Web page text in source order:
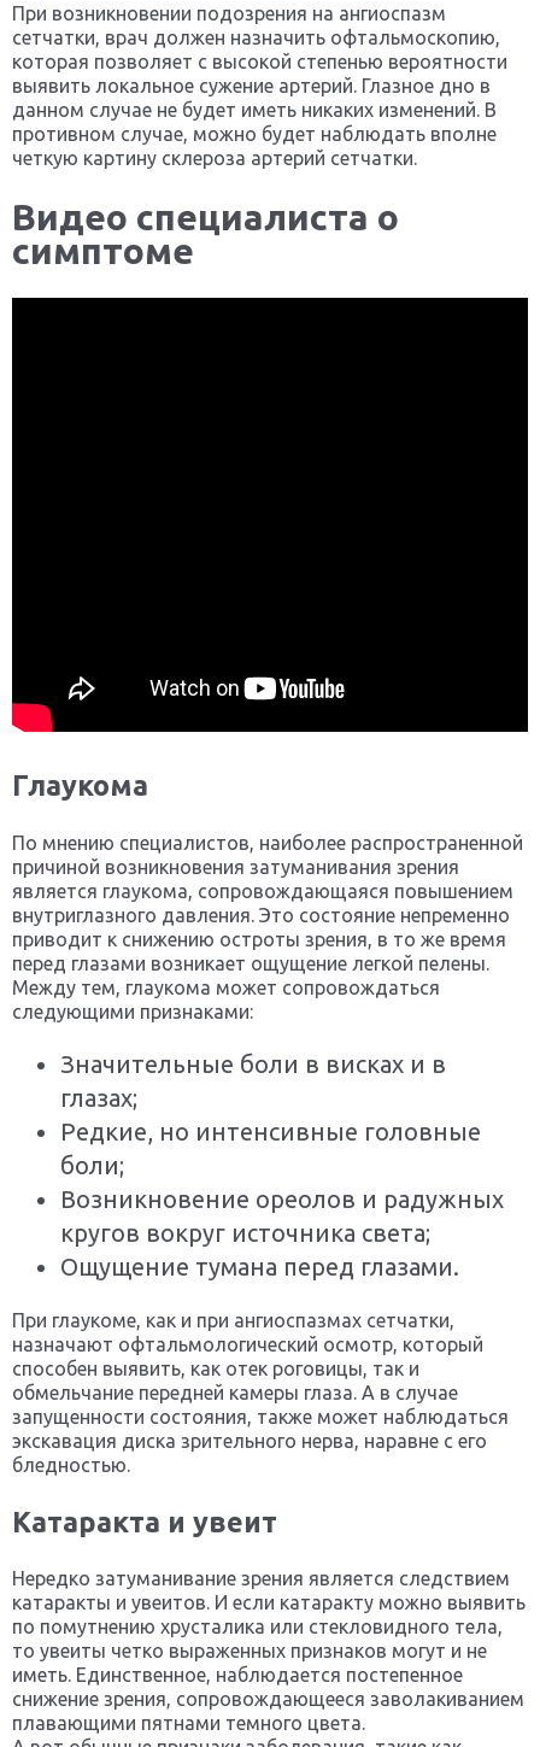
При возникновении подозрения на ангиоспазм
сетчатки, врач должен назначить офтальмоскопию,
которая позволяет с высокой степенью вероятности
выявить локальное сужение артерий. Глазное дно в
данном случае не будет иметь никаких изменений. В
противном случае, можно будет наблюдать вполне
четкую картину склероза артерий сетчатки.
Видео специалиста о
симптоме
Глаукома
По мнению специалистов, наиболее распространенной
причиной возникновения затуманивания зрения
является глаукома, сопровождающаяся повышением
внутриглазного давления. Это состояние непременно
приводит к снижению остроты зрения, в то же время
перед глазами возникает ощущение легкой пелены.
Между тем, глаукома может сопровождаться
следующими признаками:
Значительные боли в висках и в
глазах;
Редкие, но интенсивные головные
боли;
Возникновение ореолов и радужных
кругов вокруг источника света;
Ощущение тумана перед глазами.
При глаукоме, как и при ангиоспазмах сетчатки,
назначают офтальмологический осмотр, который
способен выявить, как отек роговицы, так и
обмельчание передней камеры глаза. А в случае
запущенности состояния, также может наблюдаться
экскавация диска зрительного нерва, наравне с его
бледностью.
Катаракта и увеит
Нередко затуманивание зрения является следствием
катаракты и увеитов. И если катаракту можно выявить
по помутнению хрусталика или стекловидного тела,
то увеиты четко выраженных признаков могут и не
иметь. Единственное, наблюдается постепенное
снижение зрения, сопровождающееся заволакиванием
плавающими пятнами темного цвета.